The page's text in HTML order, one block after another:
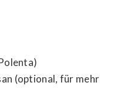
(optional, für mehr